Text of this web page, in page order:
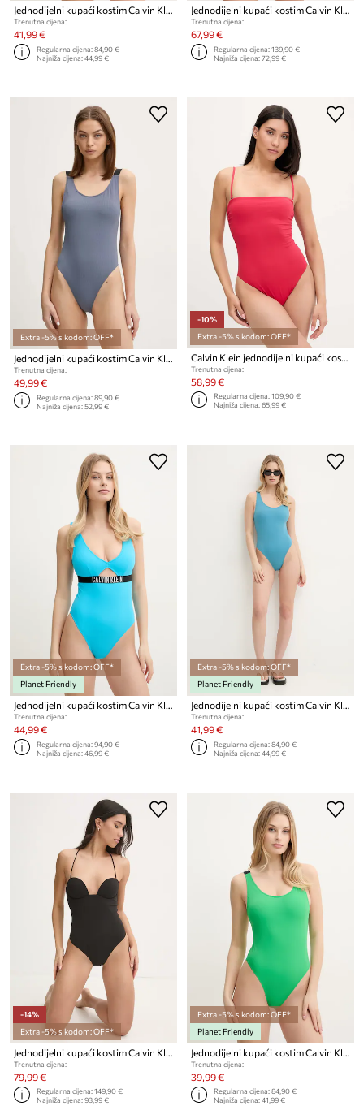
Jednodijelni kupaći kostim Calvin Klein
Trenutna cijena:
41,99 €
Regularna cijena:84,90 €
Najniža cijena:44,99 €
Jednodijelni kupaći kostim Calvin Klein
Trenutna cijena:
67,99 €
Regularna cijena:139,90 €
Najniža cijena:72,99 €
Extra -5% s kodom: OFF*
Jednodijelni kupaći kostim Calvin Klein
Trenutna cijena:
49,99 €
Regularna cijena:89,90 €
Najniža cijena:52,99 €
-10%
Extra -5% s kodom: OFF*
Trenutna cijena:
58,99 €
Regularna cijena:109,90 €
Najniža cijena:65,99 €
Extra -5% s kodom: OFF*
Planet Friendly
Jednodijelni kupaći kostim Calvin Klein
Trenutna cijena:
44,99 €
Regularna cijena:94,90 €
Najniža cijena:46,99 €
Extra -5% s kodom: OFF*
Planet Friendly
Jednodijelni kupaći kostim Calvin Klein
Trenutna cijena:
41,99 €
Regularna cijena:84,90 €
Najniža cijena:44,99 €
-14%
Extra -5% s kodom: OFF*
Jednodijelni kupaći kostim Calvin Klein
Trenutna cijena:
79,99 €
Regularna cijena:149,90 €
Najniža cijena:93,99 €
Extra -5% s kodom: OFF*
Planet Friendly
Jednodijelni kupaći kostim Calvin Klein
Trenutna cijena:
39,99 €
Regularna cijena:84,90 €
Najniža cijena:41,99 €